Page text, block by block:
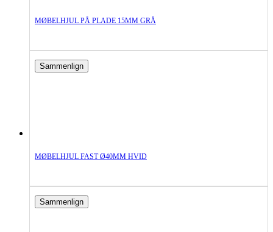
MØBELHJUL PÅ PLADE 15MM GRÅ
Sammenlign
MØBELHJUL FAST Ø40MM HVID
Sammenlign